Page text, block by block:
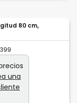
80 cm,
una